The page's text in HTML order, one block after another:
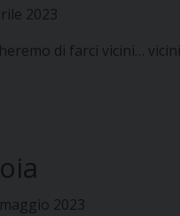
2023
di farci vicini…
2023